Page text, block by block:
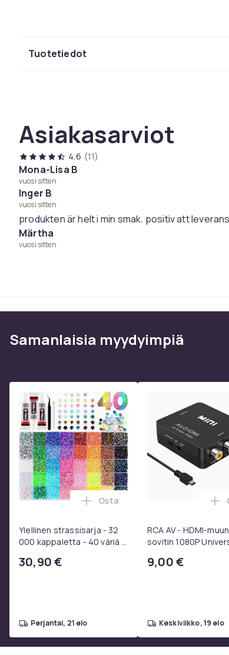
Tuoteturvallisuustiedot
Tuotetiedot
Asiakasarviot
4,6 (11)
Mona-Lisa B
vuosi sitten
Inger B
vuosi sitten
produkten är helt i min smak. positiv att
Märtha
vuosi sitten
Samanlaisia ​​myydyimpiä
Ylellinen strassisarja - 32
000 kappaletta - 40 väriä -
strassit - koko 3mm - Liima
30,90 €
Lisää Ylellinen strassisarja -
Osta
perjantai, 21 elo
RCA AV - HDMI-
sovitin 1080P
9,00 €
keskiviikko, 19 elo